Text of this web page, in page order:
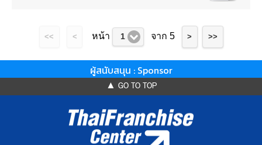
<< < หน้า 1 จาก 5 > >>
ผู้สนับสนุน : Sponsor
▲ GO TO TOP